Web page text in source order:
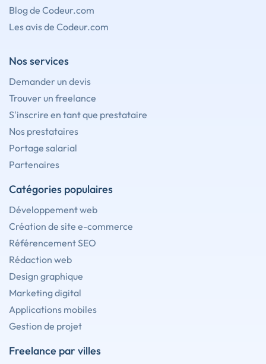
Blog de Codeur.com
Les avis de Codeur.com
Nos services
Demander un devis
Trouver un freelance
S'inscrire en tant que prestataire
Nos prestataires
Portage salarial
Partenaires
Catégories populaires
Développement web
Création de site e-commerce
Référencement SEO
Rédaction web
Design graphique
Marketing digital
Applications mobiles
Gestion de projet
Freelance par villes